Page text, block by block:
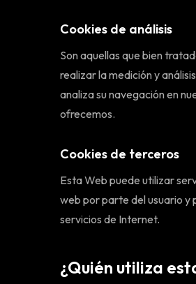
Cookies de análisis
Son aquellas que bien
realizar la medición y
analiza su navegación en
ofrecemos.
Cookies de terceros
Esta Web puede utilizar
web por parte del usuario y
servicios de Internet.
¿Quién utiliza